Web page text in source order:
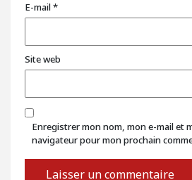
E-mail*
Site web
Enregistrer mon nom, mon e-mail et
navigateur pour mon prochain